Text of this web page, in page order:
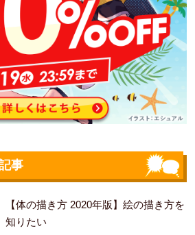
事
【体の描き方 2020年版】絵の描き方を
知りたい